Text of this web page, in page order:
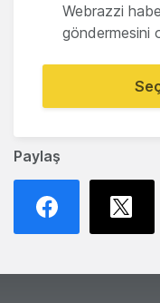
Paylaş
Webrazzi
göndermesini